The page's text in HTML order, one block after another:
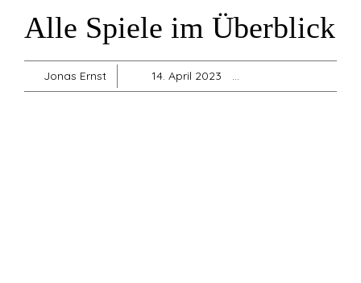
Alle Spiele im Überblick
Jonas Ernst 14. April 2023
Sonstiges